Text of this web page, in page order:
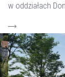
w oddziałach
czytaj więcej